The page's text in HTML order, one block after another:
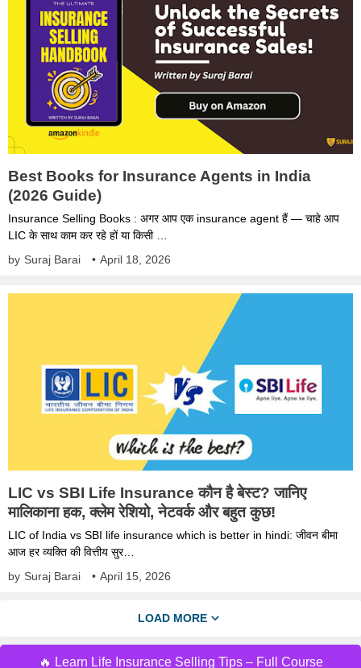
Best Books for Insurance Agents in India
(2026 Guide)
Insurance Selling Books : अगर आप एक insurance agent हैं — चाहे आप
LIC के साथ काम कर रहे हों या किसी …
by Suraj Barai • April 18, 2026
LIC vs SBI Life Insurance कौन है बेस्ट? जानिए
मालिकाना हक, क्लेम रेशियो, नेटवर्क और बहुत कुछ!
LIC of India vs SBI life insurance which is better in hindi: जीवन बीमा
आज हर व्यक्ति की वित्तीय सुर…
by Suraj Barai • April 15, 2026
LOAD MORE
🔥 Learn Life Insurance Selling Tips – Full Course